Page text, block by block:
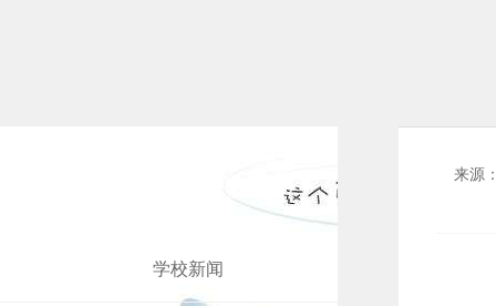
学校新闻
来源